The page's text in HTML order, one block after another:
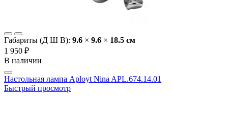
Габариты (Д Ш В): 9.6 × 9.6 × 18.5 cм
1 950 ₽
В наличии
Настольная лампа Aployt Nina APL.674.14.01
Быстрый просмотр